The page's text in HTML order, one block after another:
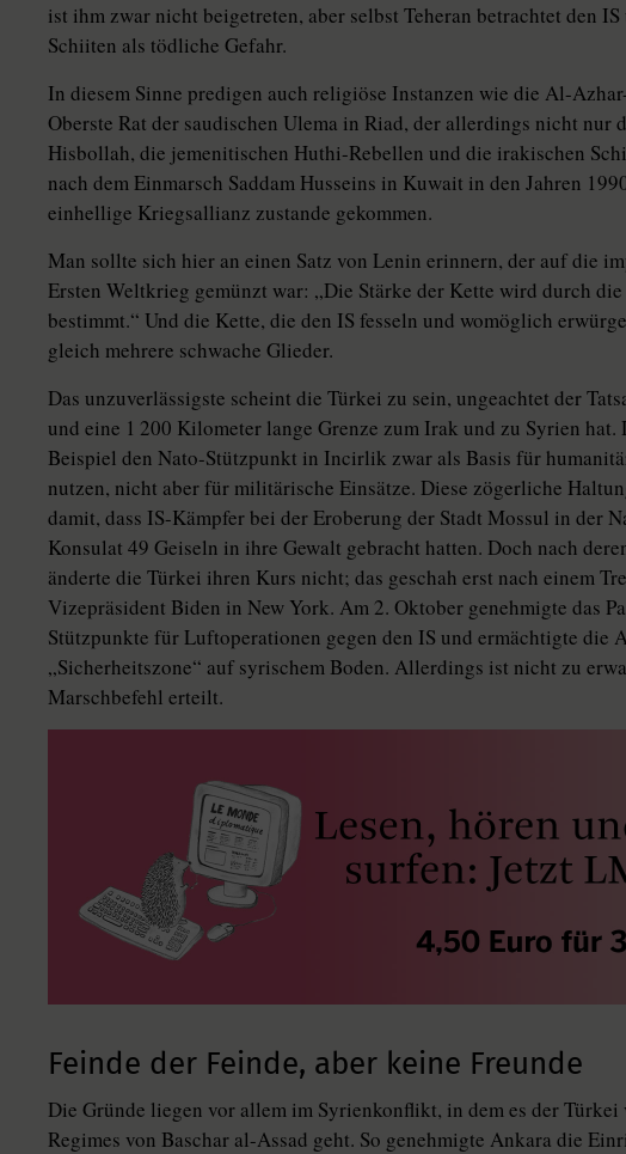
ist ihm zwar nicht beigetreten, aber selbst Teheran betrachtet den
Schiiten als tödliche Gefahr.
In diesem Sinne predigen auch religiöse Instanzen wie die Al-
Oberste Rat der saudischen Ulema in Riad, der allerdings nicht nur
Hisbollah, die jemenitischen Huthi-Rebellen und die irakischen
nach dem Einmarsch Saddam Husseins in Kuwait in den Jahren
einhellige Kriegsallianz zustande gekommen.
Man sollte sich hier an einen Satz von Lenin erinnern, der auf die
Ersten Weltkrieg gemünzt war: „Die Stärke der Kette wird durch
bestimmt.“ Und die Kette, die den IS fesseln und womöglich
gleich mehrere schwache Glieder.
Das unzuverlässigste scheint die Türkei zu sein, ungeachtet der
und eine 1 200 Kilometer lange Grenze zum Irak und zu Syrien
Beispiel den Nato-Stützpunkt in Incirlik zwar als Basis für
nutzen, nicht aber für militärische Einsätze. Diese zögerliche
damit, dass IS-Kämpfer bei der Eroberung der Stadt Mossul in der
Konsulat 49 Geiseln in ihre Gewalt gebracht hatten. Doch nach
änderte die Türkei ihren Kurs nicht; das geschah erst nach einem
Vizepräsident Biden in New York. Am 2. Oktober genehmigte das
Stützpunkte für Luftoperationen gegen den IS und ermächtigte die
„Sicherheitszone“ auf syrischem Boden. Allerdings ist nicht zu
Marschbefehl erteilt.
Feinde der Feinde, aber keine Freunde
Die Gründe liegen vor allem im Syrienkonflikt, in dem es der Türkei
Regimes von Baschar al-Assad geht. So genehmigte Ankara die